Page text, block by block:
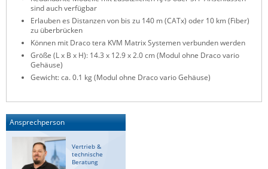
sind auch verfügbar
Erlauben es Distanzen von bis zu 140 m (CATx) oder 10 km (Fiber)
zu überbrücken
Können mit Draco tera KVM Matrix Systemen verbunden werden
Größe (L x B x H): 14.3 x 12.9 x 2.0 cm (Modul ohne Draco vario
Gehäuse)
Gewicht: ca. 0.1 kg (Modul ohne Draco vario Gehäuse)
Ansprechperson
Vertrieb &
technische
Beratung